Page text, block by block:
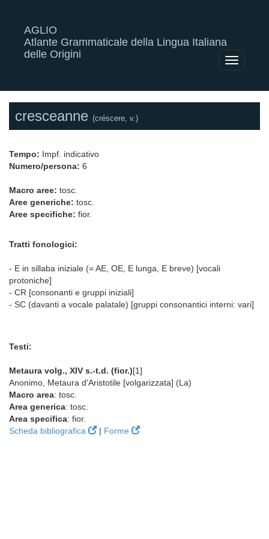
AGLIO
Atlante Grammaticale della Lingua Italiana
delle Origini
Toggle
cresceanne (créscere, v.)
Tempo: Impf. indicativo
Numero/persona: 6
Macro aree: tosc.
Aree generiche: tosc.
Aree specifiche: fior.
Tratti fonologici:
- E in sillaba iniziale (= AE, OE, E lunga, E breve) [vocali
protoniche]
- CR [consonanti e gruppi iniziali]
- SC (davanti a vocale palatale) [gruppi consonantici interni: vari]
Testi:
Metaura volg., XIV s.-t.d. (fior.)[1]
Anonimo, Metaura d'Aristotile [volgarizzata] (La)
Macro area: tosc.
Area generica: tosc.
Area specifica: fior.
Scheda bibliografica
| Forme